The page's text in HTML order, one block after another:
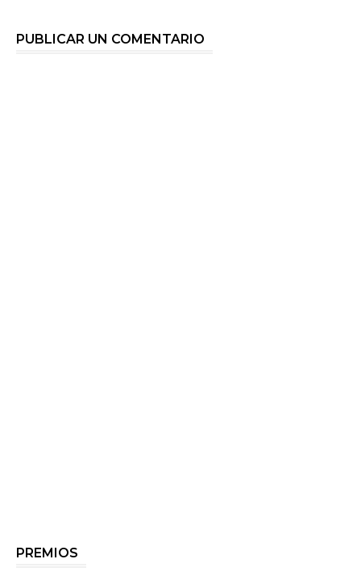
PUBLICAR UN COMENTARIO
PREMIOS